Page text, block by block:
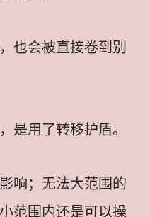
也会被直接卷到别
是用了转移护盾。
响；无法大范围的
范围内还是可以操